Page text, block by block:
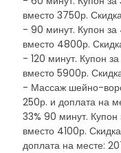
вместо 3750р.
- 90 минут. Купон за
вместо 4800р.
- 120 минут. Купон
вместо 5900р.
- Массаж шейно-
250р. и доплата на
33% 90 минут.
вместо 4100р.
доплата на месте: